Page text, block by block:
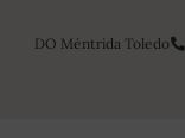
DO Méntrida Toledo